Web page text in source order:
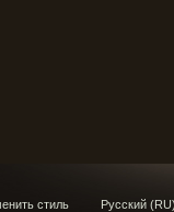
стиль Русский